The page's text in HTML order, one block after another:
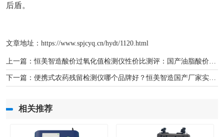
后盾。
文章地址： https://www.spjcyq.cn/hydt/1120.html
上一篇：恒美智造酸价过氧化值检测仪性价比测评：国产油脂酸价检测仪对比
下一篇： 便携式农药残留检测仪哪个品牌好？恒美智造国产厂家实力推荐
相关推荐